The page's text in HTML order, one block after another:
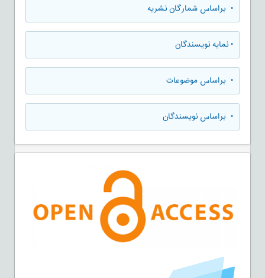
• براساس شمارگان نشریه
•نمایه نویسندگان
• براساس موضوعات
• براساس نویسندگان